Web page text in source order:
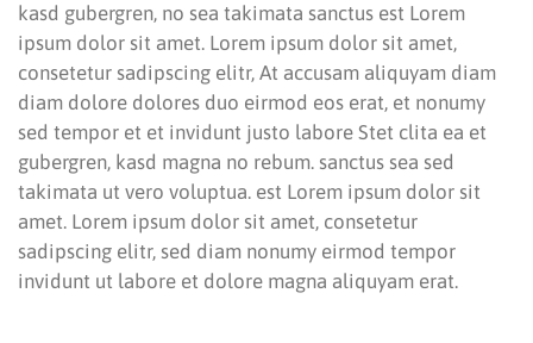
kasd gubergren, no sea takimata sanctus est Lorem
ipsum dolor sit amet. Lorem ipsum dolor sit amet,
consetetur sadipscing elitr, At accusam aliquyam diam
diam dolore dolores duo eirmod eos erat, et nonumy
sed tempor et et invidunt justo labore Stet clita ea et
gubergren, kasd magna no rebum. sanctus sea sed
takimata ut vero voluptua. est Lorem ipsum dolor sit
amet. Lorem ipsum dolor sit amet, consetetur
sadipscing elitr, sed diam nonumy eirmod tempor
invidunt ut labore et dolore magna aliquyam erat.